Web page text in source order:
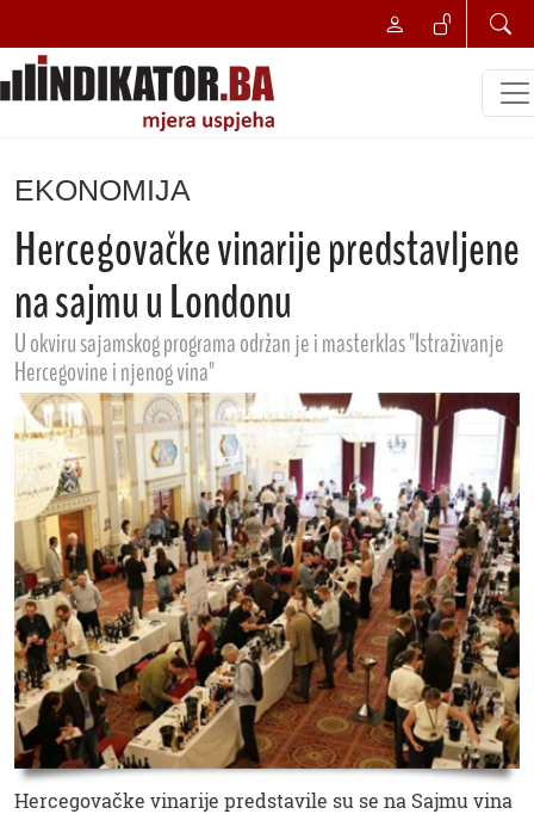
EKONOMIJA
Hercegovačke vinarije predstavljene
na sajmu u Londonu
U okviru sajamskog programa održan je i masterklas "Istraživanje
Hercegovine i njenog vina"
Hercegovačke vinarije predstavile su se na Sajmu vina